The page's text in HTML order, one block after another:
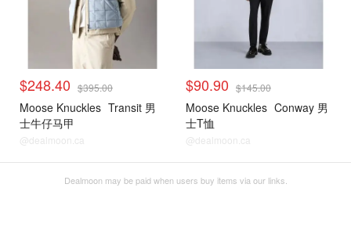
$248.40 $395.00
Moose Knuckles Transit 男
士牛仔马甲
@dealmoon.ca
$90.90 $145.00
Moose Knuckles Conway 男
士T恤
@dealmoon.ca
Dealmoon may be paid when users buy items via our links.